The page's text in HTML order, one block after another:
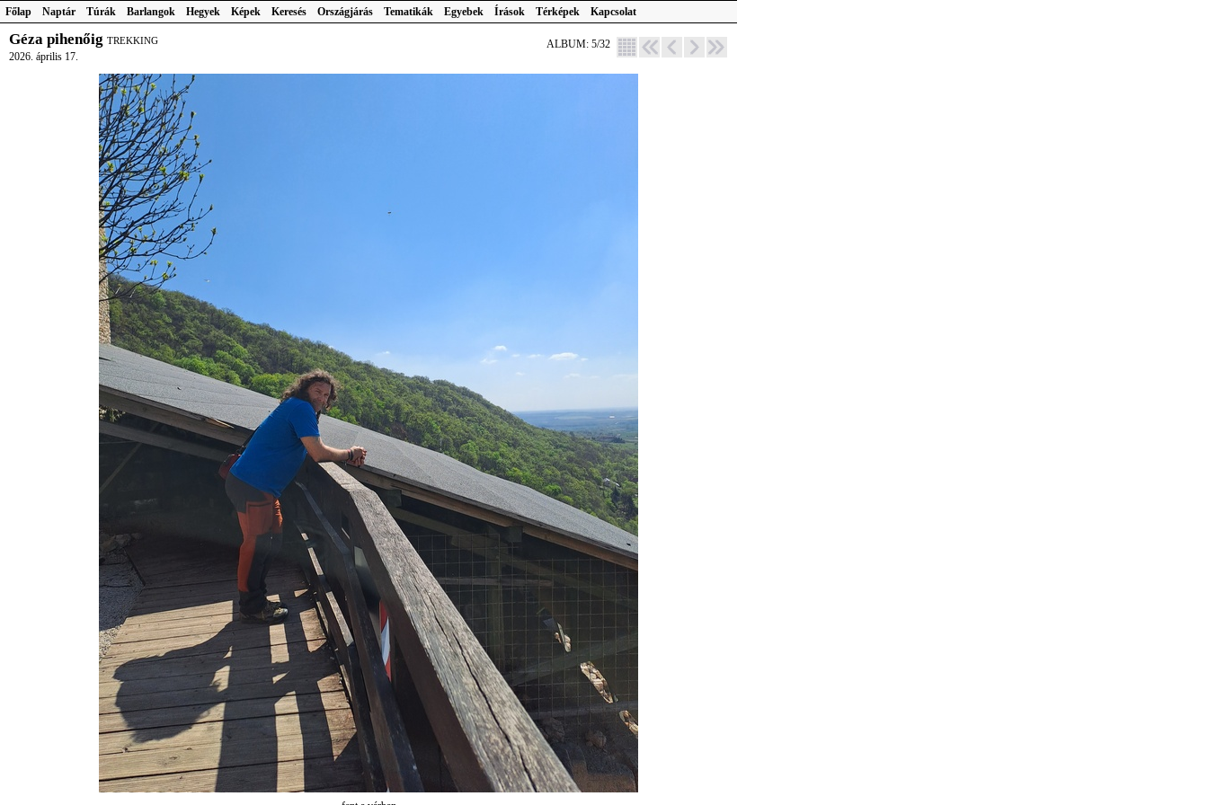
Főlap Naptár Túrák Barlangok Hegyek Képek Keresés Országjárás Tematikák Egyebek Írások Térképek Kapcsolat
Géza pihenőig TREKKING
2026. április 17.
ALBUM: 5/32